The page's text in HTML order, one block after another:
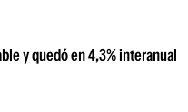
y quedó en 4,3% interanual